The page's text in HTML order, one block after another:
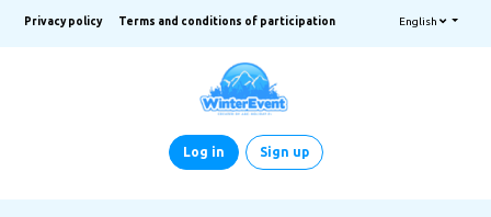
Privacy policy Terms and conditions of participation English
Log in Sign up